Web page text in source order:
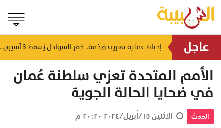
عاجل منذ ٧ ساعات إحباط عملية تهريب ضخمة.. خفر السواحل يُسقط 3 آسيويين بحوزتهم 66 كجم من الكريستال
الأمم المتحدة تعزي سلطنة عُمان
في ضحايا الحالة الجوية
الحدث الاثنين ١٥/أبريل/٢٠٢٤ ٢٠:٢٠ م